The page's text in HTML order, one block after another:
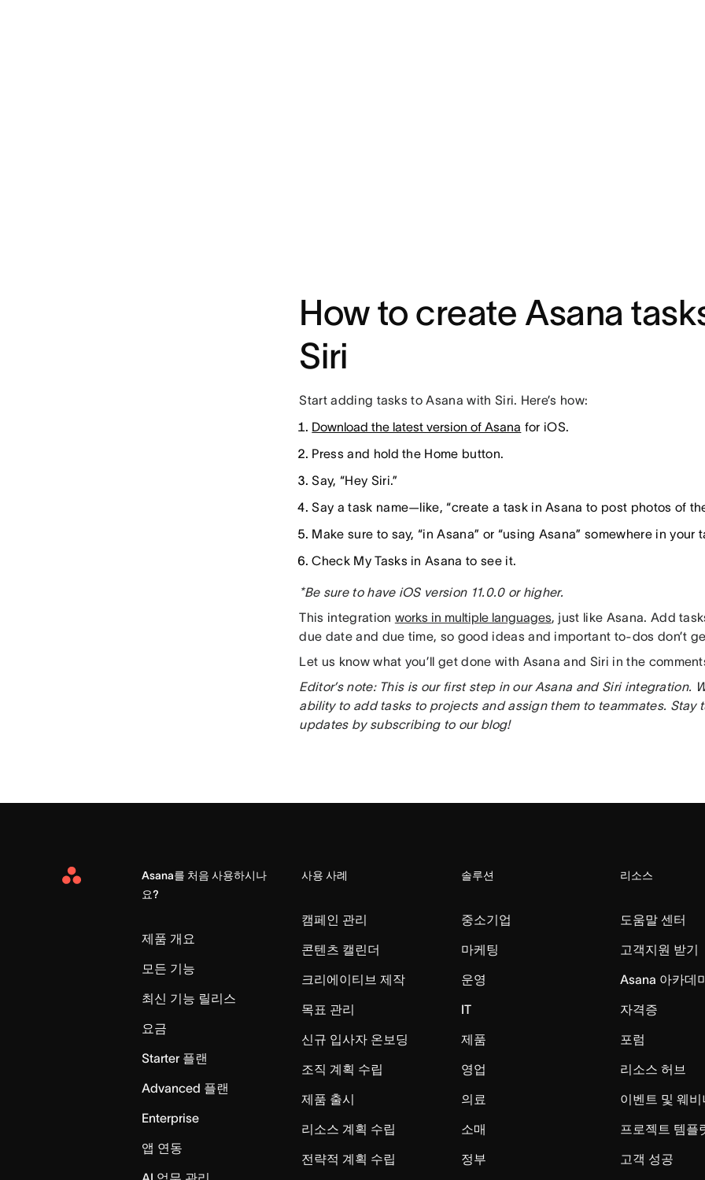
How to create Asana
Siri
Start adding tasks to Asana with Siri. Here’s how:
Download the latest version of Asana for iOS.
Press and hold the Home button.
Say, “Hey Siri.”
Say a task name—like, “create a task in Asana to post photos of
Make sure to say, “in Asana” or “using Asana” somewhere in your
Check My Tasks in Asana to see it.
*Be sure to have iOS version 11.0.0 or higher.
This integration works in multiple languages, just like Asana. Add
due date and due time, so good ideas and important to-dos don’t
Let us know what you’ll get done with Asana and Siri in the
Editor’s note: This is our first step in our Asana and Siri integration.
ability to add tasks to projects and assign them to teammates. Stay
updates by subscribing to our blog!
Asana
Asana를 처음 사용하시나
요?
제품 개요
모든 기능
최신 기능 릴리스
요금
Starter 플랜
Advanced 플랜
Enterprise
앱 연동
사용 사례
캠페인 관리
콘텐츠 캘린더
크리에이티브 제작
목표 관리
신규 입사자 온보딩
조직 계획 수립
제품 출시
리소스 계획 수립
전략적 계획 수립
솔루션
중소기업
마케팅
운영
IT
제품
영업
의료
소매
정부
리소스
도움말 센터
고객지원 받기
Asana 아카데
자격증
포럼
리소스 허브
이벤트 및 웨비
프로젝트 템플
고객 성공